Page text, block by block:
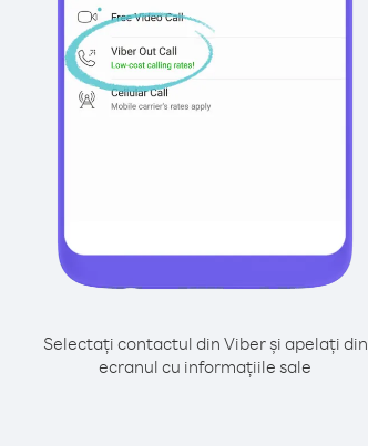
Selectați contactul din Viber și apelați din
ecranul cu informațiile sale